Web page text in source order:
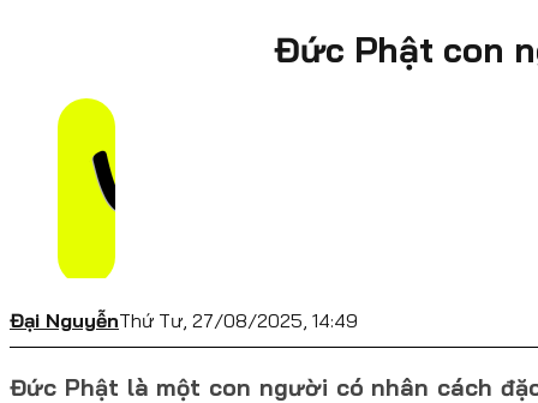
Đức Phật con
Đại NguyễnThứ Tư, 27/08/2025, 14:49
Đức Phật là một con người có nhân cách